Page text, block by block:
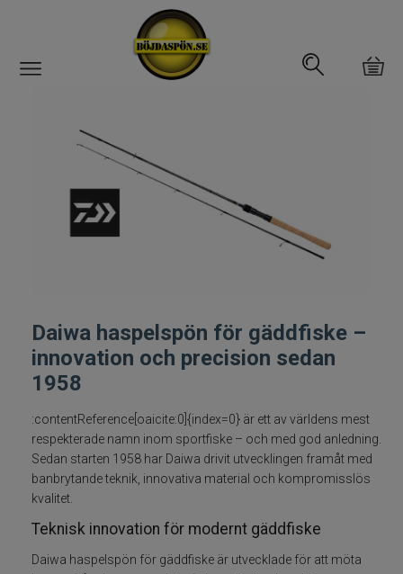
Abborrfemman
Interfiske
Spön till ädelfiske
Spön till flugfiske
Spön för gäddfiske
Spön till abborrfiske
Havsfiskespön
Haspelspön
Daiwa haspelspön för gäddfiske –
innovation och precision sedan
1958
:contentReference[oaicite:0]{index=0} är ett av världens mest
respekterade namn inom sportfiske – och med god anledning.
Sedan starten 1958 har Daiwa drivit utvecklingen framåt med
banbrytande teknik, innovativa material och kompromisslös
kvalitet.
Teknisk innovation för modernt gäddfiske
Daiwa haspelspön för gäddfiske är utvecklade för att möta